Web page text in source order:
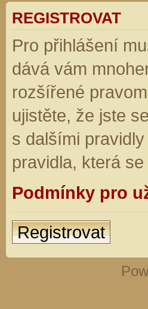
REGISTROVAT
Pro přihlášení
dává vám
rozšířené
ujistěte, že jste
s dalšími
pravidla, která
Podmínky pro
Registrovat